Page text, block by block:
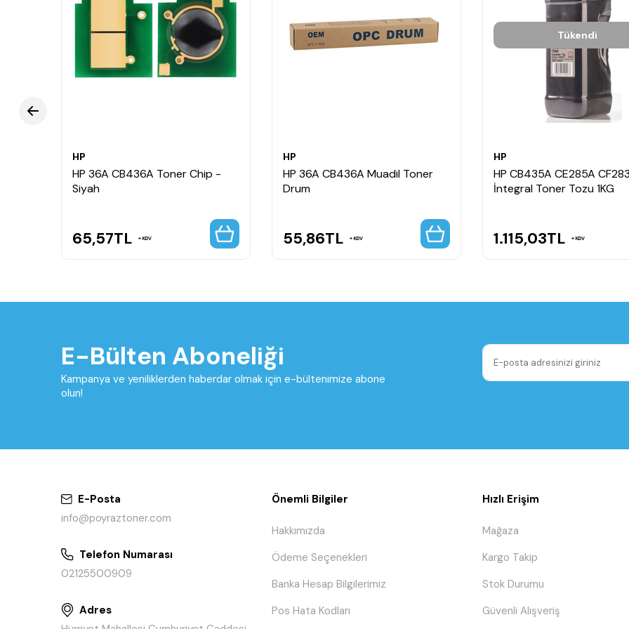
HP
HP 36A CB436A Toner Chip -
Siyah
65,57TL KDV
HP
HP 36A CB436A Muadil Toner
Drum
55,86TL KDV
Tükendi
HP
HP CB435A CE285A
İntegral Toner Tozu 1KG
1.115,03TL KDV
E-Bülten Aboneliği
Kampanya ve yeniliklerden haberdar olmak için e-bültenimize abone
olun!
E-Posta
info@poyraztoner.com
Telefon Numarası
02125500909
Adres
Önemli Bilgiler
Hakkımızda
Ödeme Seçenekleri
Banka Hesap Bilgilerimiz
Pos Hata Kodları
Hızlı Erişim
Mağaza
Kargo Takip
Stok Durumu
Güvenli Alışveriş